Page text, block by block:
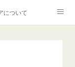
について